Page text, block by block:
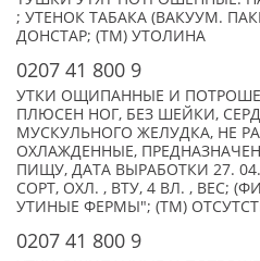
; УТЕНОК ТАБАКА (ВАКУУМ.
ДОНСТАР; (TM) УТОЛИНА
0207 41 800 9
УТКИ ОЩИПАННЫЕ И
ПЛЮСЕН НОГ, БЕЗ ШЕЙКИ,
МУСКУЛЬНОГО ЖЕЛУДКА, НЕ
ОХЛАЖДЕННЫЕ,
ПИЩУ, ДАТА ВЫРАБОТКИ 27.
СОРТ, ОХЛ. , ВТУ, 4 ВЛ. , ВЕС;
УТИНЫЕ ФЕРМЫ"; (TM)
0207 41 800 9